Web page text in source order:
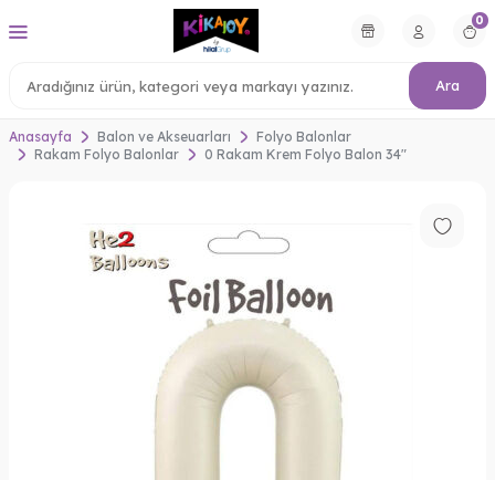
Ara
0
Anasayfa Balon ve Akseuarları
Folyo Balonlar
Rakam Folyo Balonlar
0 Rakam Krem Folyo Balon 34"